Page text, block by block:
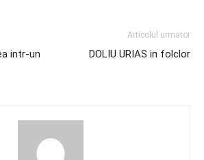
intr-un
Articolul urmator
DOLIU URIAS in folclor